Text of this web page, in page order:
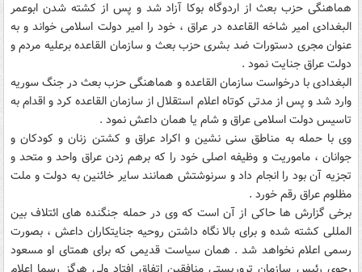
هماهنگی حزب بعث از اردوگاه بوکا آزاد شد و پس از کشته شدن ابوعمر
البغدادی امیر شاخه القاعده در عراق ، خود را امیر دولت اسلامی خواند و به
عنوان مجری دستورات ضد بشری حزب بعث و سازمان القاعده برعلیه مردم و
دولت عراق جنایت نمود .
البغدادی با درخواست سازمان القاعده و هماهنگی حزب بعث در جنگ سوریه
وارد شد و پس از مدتی کوتاه اعلام استقلال از سازمان القاعده کرد و اقدام به
تاسیس دولت اسلامی عراق و شام یا همان داعش نمود .
وی با حمله به مناطق سنی نشین و اکراد عراق و کشتن زنان و کودکان و
جوانان ، ماموریت و وظیفه اصلی خود را که برهم زدن عراق واحد و متحد و
تجزیه آن بود را انجام داد و سرنوشتش همانند سایر خائنین به دولت و ملت
مظلوم عراق رقم خورد .
برخی گزارش ها حاکی از آن است که وی در حمله جنگنده های ائتلاف بین
المللی کشته شده و برای بالا نگاه داشتن روحیه جنایتکاران داعش ، بصورت
رسمی اعلام نخواهد شد . همان سیاست قدیمی که برای همتای او مسعود